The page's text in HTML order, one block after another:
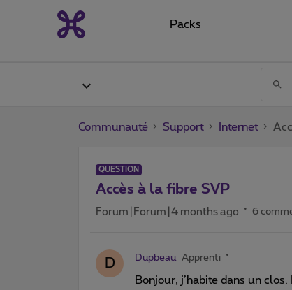
Packs
Communauté Support Internet
QUESTION
Accès à la fibre SVP
Forum|Forum|4 months ago 6
D Dupbeau Apprenti
Bonjour, j’habite dans un